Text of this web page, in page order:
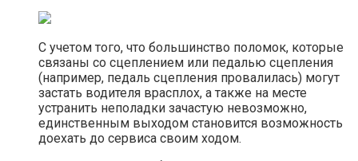
С учетом того, что большинство поломок, которые
связаны со сцеплением или педалью сцепления
(например, педаль сцепления провалилась) могут
застать водителя врасплох, а также на месте
устранить неполадки зачастую невозможно,
единственным выходом становится возможность
доехать до сервиса своим ходом.